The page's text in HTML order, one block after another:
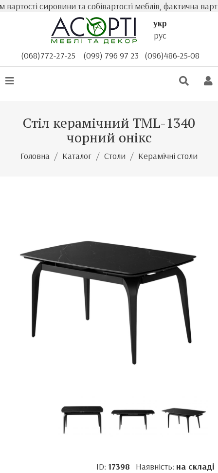
сировини та собівартості меблів, фактична
укр
рус
(068)772-27-25
(099) 796 97 23 (096)486-25-08
Стіл керамічний TML-1340
чорний онікс
Головна Каталог Столи Керамічні столи
ID: 17398 Наявність: на складі